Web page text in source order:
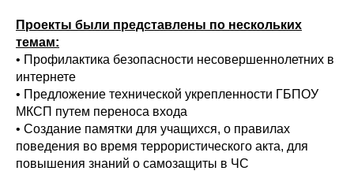
Проекты были представлены по нескольких
темам:
• Профилактика безопасности несовершеннолетних в
интернете
• Предложение технической укрепленности ГБПОУ
МКСП путем переноса входа
• Создание памятки для учащихся, о правилах
поведения во время террористического акта, для
повышения знаний о самозащиты в ЧС